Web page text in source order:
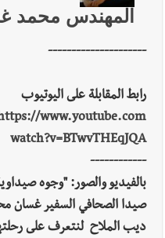
المهندس محمد
---------------------
رابط المقابلة على اليوتيوب
www.youtube.com/
watch?v=BTwvTHEqJQA
------------
بالفيديو والصور: "وجوه
صيدا الصحافي السفير غسان
ديب الملاح لنتعرف على